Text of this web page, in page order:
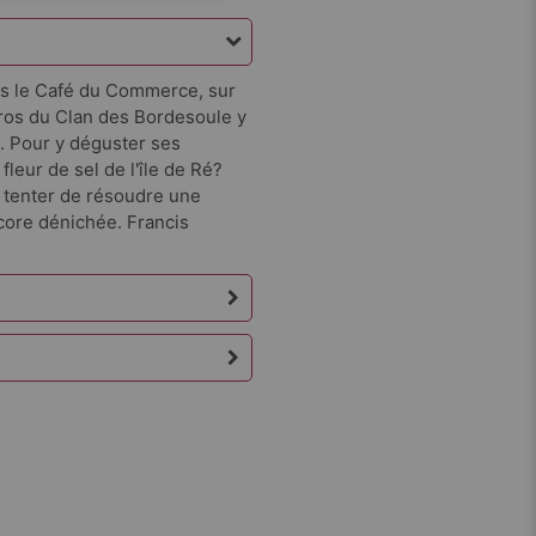
le Café du Commerce, sur
du Clan des Bordesoule y
Pour y déguster ses
de sel de l'île de Ré?
de résoudre une
dénichée. Francis